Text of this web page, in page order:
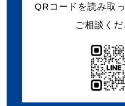
QRコードを読み取
ご相談くだ